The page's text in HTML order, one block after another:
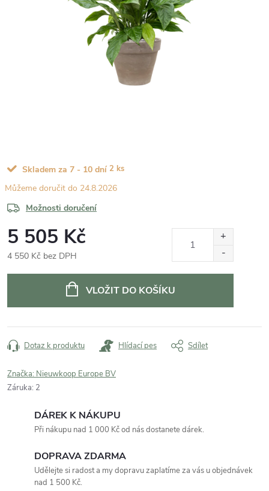
Skladem za 7 - 10 dní 2 ks
24.8.2026
Možnosti doručení
5 505 Kč
4 550 Kč bez DPH
VLOŽIT DO KOŠÍKU
Dotaz k produktu Hlídací pes Sdílet
Značka: Nieuwkoop Europe BV
Záruka: 2
DÁREK K NÁKUPU
Při nákupu nad 1 000 Kč od nás dostanete dárek.
DOPRAVA ZDARMA
Udělejte si radost a my dopravu zaplatíme za vás u objednávek
nad 1 500 Kč.